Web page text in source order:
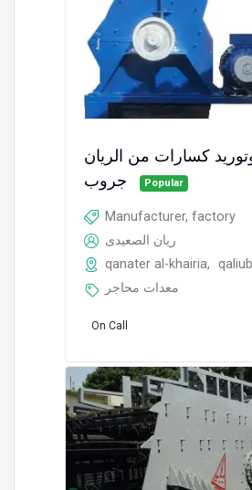
كسارات من الريان
جروب
Popular
Manufacturer, factory
ريان الصعيدى
qanater al-khairia,
معدات محاجر
On Call